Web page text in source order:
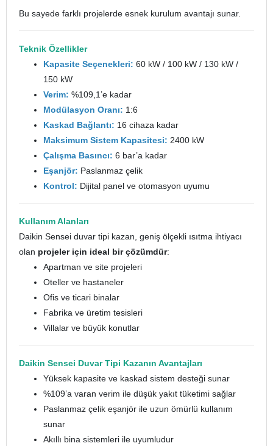
Bu sayede farklı projelerde esnek kurulum avantajı sunar.
Teknik Özellikler
Kapasite Seçenekleri: 60 kW / 100 kW / 130 kW /
150 kW
Verim: %109,1’e kadar
Modülasyon Oranı: 1:6
Kaskad Bağlantı: 16 cihaza kadar
Maksimum Sistem Kapasitesi: 2400 kW
Çalışma Basıncı: 6 bar’a kadar
Eşanjör: Paslanmaz çelik
Kontrol: Dijital panel ve otomasyon uyumu
Kullanım Alanları
Daikin Sensei duvar tipi kazan, geniş ölçekli ısıtma ihtiyacı
olan projeler için ideal bir çözümdür:
Apartman ve site projeleri
Oteller ve hastaneler
Ofis ve ticari binalar
Fabrika ve üretim tesisleri
Villalar ve büyük konutlar
Daikin Sensei Duvar Tipi Kazanın Avantajları
Yüksek kapasite ve kaskad sistem desteği sunar
%109’a varan verim ile düşük yakıt tüketimi sağlar
Paslanmaz çelik eşanjör ile uzun ömürlü kullanım
sunar
Akıllı bina sistemleri ile uyumludur